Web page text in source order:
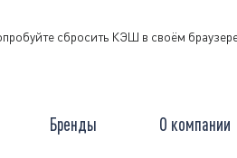
сбросить КЭШ в своём
Бренды О компании